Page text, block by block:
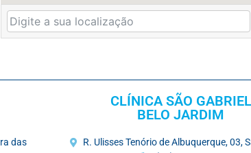
das
CLÍNICA SÃO GABRIEL
BELO JARDIM
R. Ulisses Tenório de Albuquerque, 03,